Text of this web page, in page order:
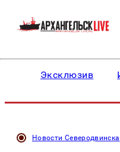
Эксклюзив
Новости Северодвинска